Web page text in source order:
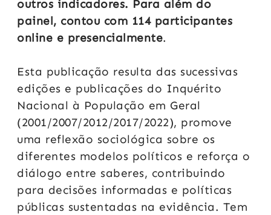
outros indicadores. Para além do
painel, contou com 114 participantes
online e presencialmente.
Esta publicação resulta das sucessivas
edições e publicações do Inquérito
Nacional à População em Geral
(2001/2007/2012/2017/2022), promove
uma reflexão sociológica sobre os
diferentes modelos políticos e reforça o
diálogo entre saberes, contribuindo
para decisões informadas e políticas
públicas sustentadas na evidência. Tem